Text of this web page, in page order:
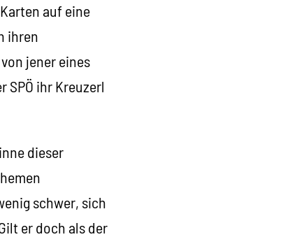
auf eine
ihren
jener eines
ihr Kreuzerl
dieser
schwer, sich
er doch als der